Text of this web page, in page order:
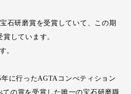
石研磨賞を受賞していて、この期
しています。
。
年に行ったAGTAコンぺティション
ての賞を受賞した唯一の宝石研磨職